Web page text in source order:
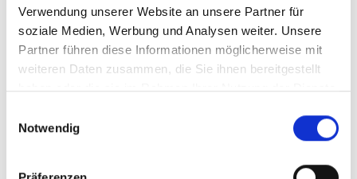
Verwendung unserer Website an unsere Partner für
soziale Medien, Werbung und Analysen weiter. Unsere
Partner führen diese Informationen möglicherweise mit
weiteren Daten zusammen, die Sie ihnen bereitgestellt
haben oder die sie im Rahmen Ihrer Nutzung der Dienste
Notwendig
Materielle Sicherheit
Ein zentraler Aspekt ist die Sicherung des Lebensunterhalts.
Unterkunft und Gesundheit notwendig ist. Diese materielle
Dimension verleiht der Arbeit eine existenzielle Bedeutung – sie